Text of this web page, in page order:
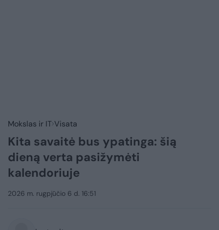
Mokslas ir IT Visata
Kita savaitė bus ypatinga: šią
dieną verta pasižymėti
kalendoriuje
2026 m. rugpjūčio 6 d. 16:51